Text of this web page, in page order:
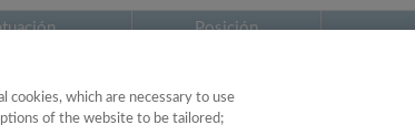
Posición
cookies, which are necessary to use
of the website to be tailored;